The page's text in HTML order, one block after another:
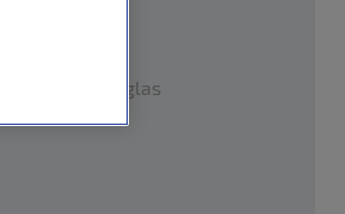
Oglas